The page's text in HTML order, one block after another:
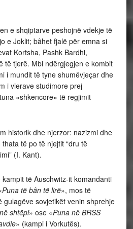
e shqiptarve peshojnë vdekje të
e Joklit; bâhet fjalë për emna si
Kortsha, Pashk Bardhi,
të tjerë. Mbi ndërgjegjen e kombit
i mundit të tyne shumëvjeçar dhe
i vlerave studimore prej
«shkencore» të regjimit
historik dhe njerzor: nazizmi dhe
të po të njejtit “dru të
(I. Kant).
të Auschwitz-it komandanti
Puna të bân të lirë», mos të
gulagëve sovjetikët venin shprehje
shtëpi» ose «Puna në BRSS
» (kampi i Vorkutës).